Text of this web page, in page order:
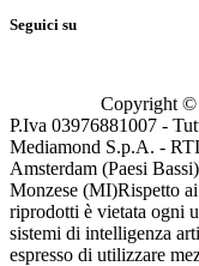
Seguici su
Copyright ©
P.Iva 03976881007 -
Mediamond S.p.A. -
Amsterdam (Paesi
Monzese (MI)Rispetto
riprodotti è vietata ogni
sistemi di intelligenza
espresso di utilizzare